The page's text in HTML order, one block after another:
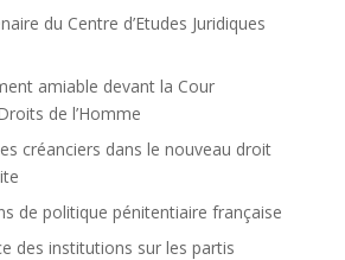
du Centre d’Etudes Juridiques
amiable devant la Cour
de l’Homme
créanciers dans le nouveau droit
de politique pénitentiaire française
des institutions sur les partis